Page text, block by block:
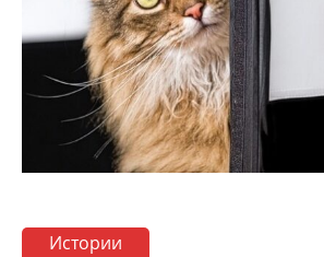
Истории